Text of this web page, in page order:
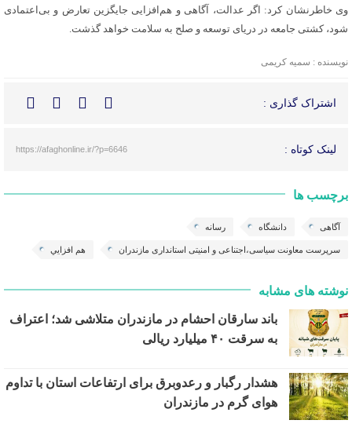
وی خاطرنشان کرد: اگر عدالت، آگاهی و هم‌افزایی جایگزین تعارض و بی‌اعتمادی
شود، کشتی جامعه در دریای توسعه و صلح به سلامت خواهد گذشت.
نویسنده : سمیه کریمی
اشتراک گذاری :
لینک کوتاه : https://afaghonline.ir/?p=6646
برچسب ها
آگاهی دانشگاه رسانه
سرپرست معاونت سیاسی،اجتناعی و امنیتی استانداری مازندران هم افزايي
نوشته های مشابه
باند سارقان احشام در مازندران متلاشی شد؛ اعتراف
به سرقت ۴۰ میلیارد ریالی
هشدار رگبار و رعدوبرق برای ارتفاعات استان با تداوم
هوای گرم در مازندران